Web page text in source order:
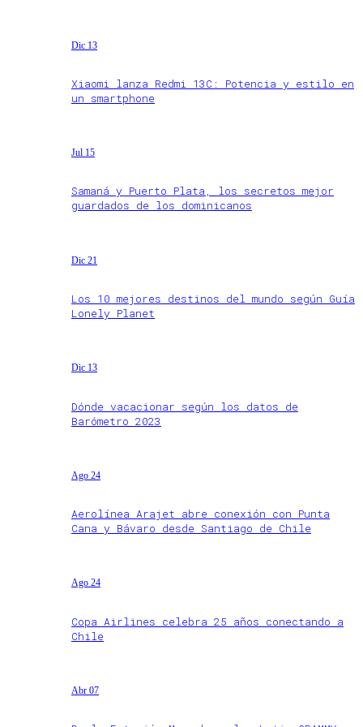
Dic 13
Xiaomi lanza Redmi 13C: Potencia y estilo en
un smartphone
Jul 15
Samaná y Puerto Plata, los secretos mejor
guardados de los dominicanos
Dic 21
Los 10 mejores destinos del mundo según Guía
Lonely Planet
Dic 13
Dónde vacacionar según los datos de
Barómetro 2023
Ago 24
Aerolínea Arajet abre conexión con Punta
Cana y Bávaro desde Santiago de Chile
Ago 24
Copa Airlines celebra 25 años conectando a
Chile
Abr 07